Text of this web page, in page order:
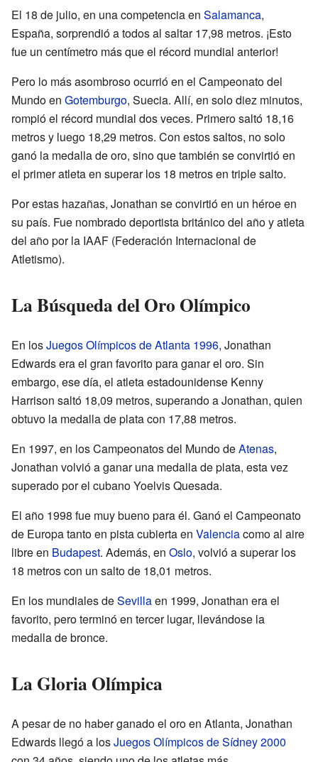
El 18 de julio, en una competencia en Salamanca,
España, sorprendió a todos al saltar 17,98 metros. ¡Esto
fue un centímetro más que el récord mundial anterior!
Pero lo más asombroso ocurrió en el Campeonato del
Mundo en Gotemburgo, Suecia. Allí, en solo diez minutos,
rompió el récord mundial dos veces. Primero saltó 18,16
metros y luego 18,29 metros. Con estos saltos, no solo
ganó la medalla de oro, sino que también se convirtió en
el primer atleta en superar los 18 metros en triple salto.
Por estas hazañas, Jonathan se convirtió en un héroe en
su país. Fue nombrado deportista británico del año y atleta
del año por la IAAF (Federación Internacional de
Atletismo).
La Búsqueda del Oro Olímpico
En losJuegos Olímpicos de Atlanta 1996, Jonathan
Edwards era el gran favorito para ganar el oro. Sin
embargo, ese día, el atleta estadounidense Kenny
Harrison saltó 18,09 metros, superando a Jonathan, quien
obtuvo la medalla de plata con 17,88 metros.
En 1997, en los Campeonatos del Mundo deAtenas,
Jonathan volvió a ganar una medalla de plata, esta vez
superado por el cubano Yoelvis Quesada.
El año 1998 fue muy bueno para él. Ganó el Campeonato
de Europa tanto en pista cubierta en Valenciacomo al aire
libre en Budapest. Además, en Oslo, volvió a superar los
18 metros con un salto de 18,01 metros.
En los mundiales deSevillaen 1999, Jonathan era el
favorito, pero terminó en tercer lugar, llevándose la
medalla de bronce.
La Gloria Olímpica
A pesar de no haber ganado el oro en Atlanta, Jonathan
Edwards llegó a losJuegos Olímpicos de Sídney 2000